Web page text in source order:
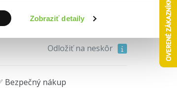
Zobraziť detaily
15,40€ Do košíka
Odložiť na neskôr
Bezpečný nákup